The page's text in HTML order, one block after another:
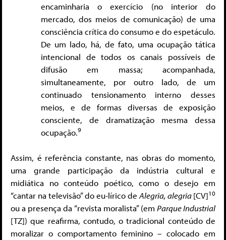
encaminharia o exercício (no interior do
mercado, dos meios de comunicação) de uma
consciência crítica do consumo e do espetáculo.
De um lado, há, de fato, uma ocupação tática
intencional de todos os canais possíveis de
difusão em massa; acompanhada,
simultaneamente, por outro lado, de um
continuado tensionamento interno desses
meios, e de formas diversas de exposição
consciente, de dramatização mesma dessa
ocupação.9
Assim, é referência constante, nas obras do momento,
uma grande participação da indústria cultural e
midiática no conteúdo poético, como o desejo em
“cantar na televisão” do eu-lírico de Alegria, alegria[CV]10
ou a presença da “revista moralista” (em Parque Industrial
[TZ]) que reafirma, contudo, o tradicional conteúdo de
moralizar o comportamento feminino – colocado em